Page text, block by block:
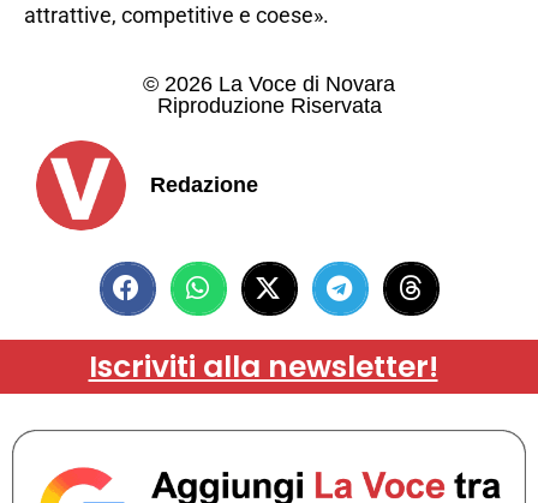
attrattive, competitive e coese».
© 2026 La Voce di Novara
Riproduzione Riservata
Redazione
Iscriviti alla newsletter!